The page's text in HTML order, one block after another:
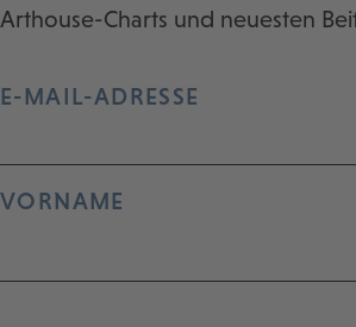
Arthouse-Charts und neuesten
E-MAIL-ADRESSE
VORNAME